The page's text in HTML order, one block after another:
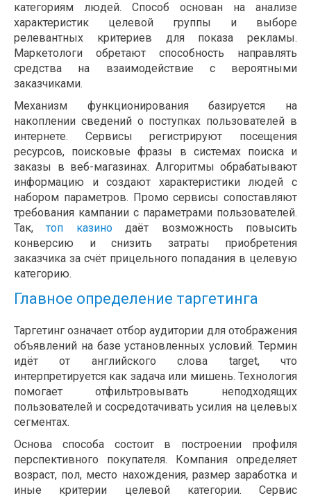
категориям людей. Способ основан на анализе
характеристик целевой группы и выборе
релевантных критериев для показа рекламы.
Маркетологи обретают способность направлять
средства на взаимодействие с вероятными
заказчиками.
Механизм функционирования базируется на
накоплении сведений о поступках пользователей в
интернете. Сервисы регистрируют посещения
ресурсов, поисковые фразы в системах поиска и
заказы в веб-магазинах. Алгоритмы обрабатывают
информацию и создают характеристики людей с
набором параметров. Промо сервисы сопоставляют
требования кампании с параметрами пользователей.
Так,топ казинодаёт возможность повысить
конверсию и снизить затраты приобретения
заказчика за счёт прицельного попадания в целевую
категорию.
Главное определение таргетинга
Таргетинг означает отбор аудитории для отображения
объявлений на базе установленных условий. Термин
идёт от английского слова target, что
интерпретируется как задача или мишень. Технология
помогает отфильтровывать неподходящих
пользователей и сосредотачивать усилия на целевых
сегментах.
Основа способа состоит в построении профиля
перспективного покупателя. Компания определяет
возраст, пол, место нахождения, размер заработка и
иные критерии целевой категории. Сервис